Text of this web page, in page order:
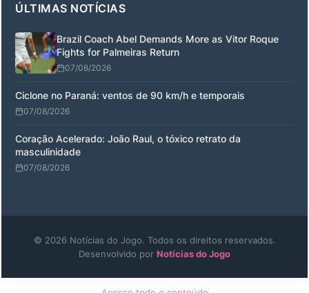
ÚLTIMAS NOTÍCIAS
Brazil Coach Abel Demands More as Vitor Roque
Fights for Palmeiras Return
07/08/2026
Ciclone no Paraná: ventos de 90 km/h e temporais
07/08/2026
Coração Acelerado: João Raul, o tóxico retrato da
masculinidade
07/08/2026
© 2026 Notícias do Jogo. Todos os direitos reservados.
Desenvolvido por Notícias do Jogo